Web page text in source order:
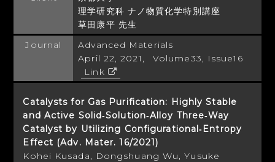
理学研究科 ナノ物質化学特別講座
草田康平 先生
Journal
Advanced Materials
April 22, 2021, Volume33, Issue16
Link
Catalysts for Gas Purification: Highly Stable
and Active Solid‐Solution‐Alloy Three‐Way
Catalyst by Utilizing Configurational‐Entropy
Effect (Adv. Mater. 16/2021)
Kohei Kusada, Dongshuang Wu, Yusuke